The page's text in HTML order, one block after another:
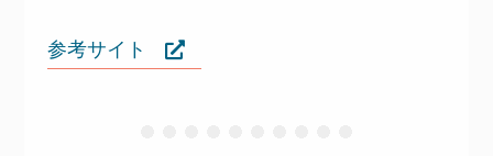
参考サイト